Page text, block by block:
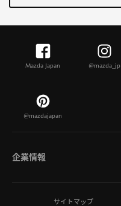
Mazda Japan @mazda_jp
@mazdajapan
企業情報
マツダについてサイトマップ